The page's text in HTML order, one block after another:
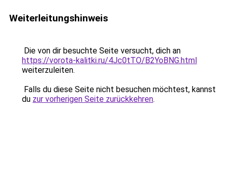
Weiterleitungshinweis
Die von dir besuchte Seite versucht, dich an
https://vorota-kalitki.ru/4Jc0tTO/B2YoBNG.html
weiterzuleiten.
Falls du diese Seite nicht besuchen möchtest, kannst
du zur vorherigen Seite zurückkehren.